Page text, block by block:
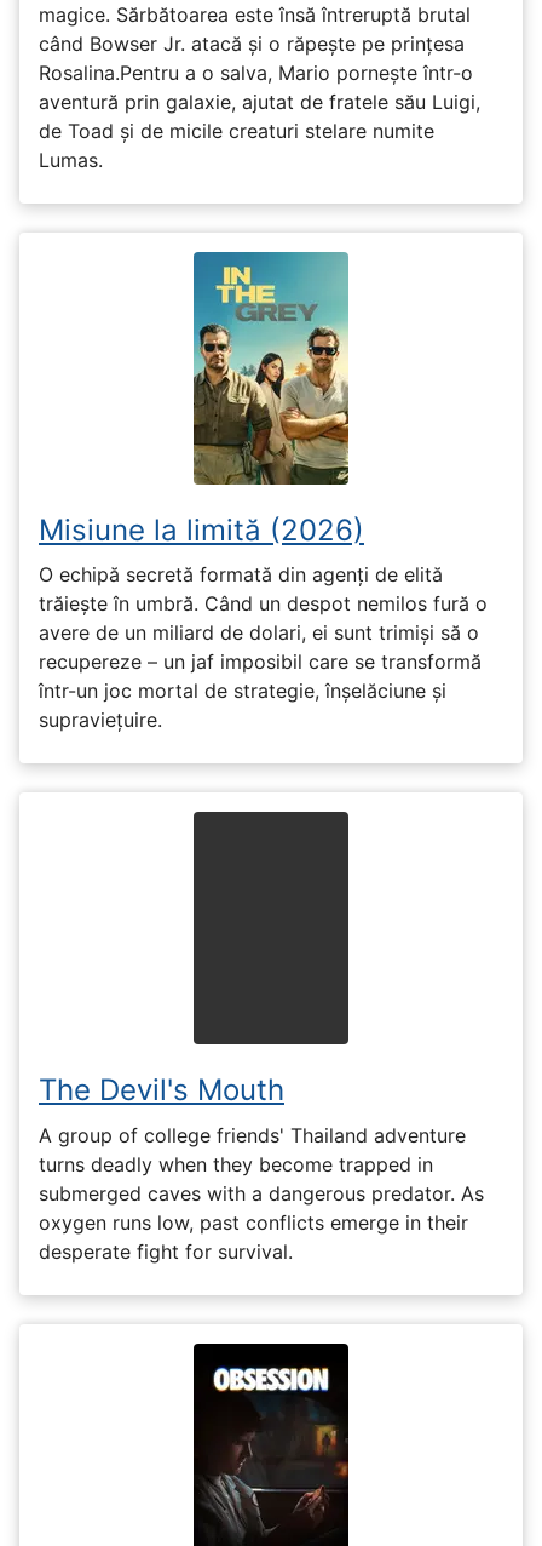
magice. Sărbătoarea este însă întreruptă brutal
când Bowser Jr. atacă și o răpește pe prinţesa
Rosalina.Pentru a o salva, Mario pornește într-o
aventură prin galaxie, ajutat de fratele său Luigi,
de Toad și de micile creaturi stelare numite
Lumas.
Misiune la limită (2026)
O echipă secretă formată din agenți de elită
trăiește în umbră. Când un despot nemilos fură o
avere de un miliard de dolari, ei sunt trimiși să o
recupereze – un jaf imposibil care se transformă
într-un joc mortal de strategie, înșelăciune și
supraviețuire.
The Devil's Mouth
A group of college friends' Thailand adventure
turns deadly when they become trapped in
submerged caves with a dangerous predator. As
oxygen runs low, past conflicts emerge in their
desperate fight for survival.